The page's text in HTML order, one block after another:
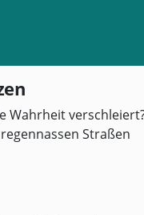
Wahrheit
Straßen